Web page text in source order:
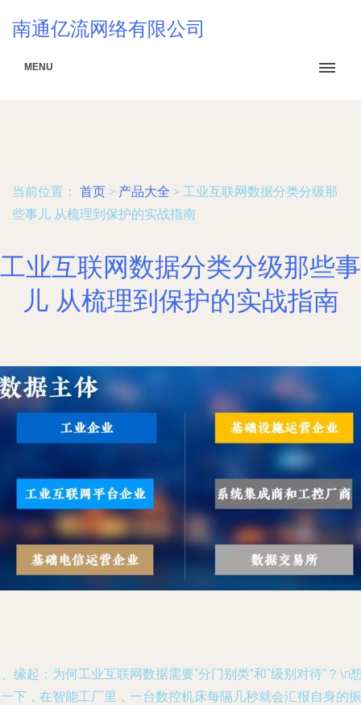
南通亿流网络有限公司
MENU
当前位置： 首页 > 产品大全 > 工业互联网数据分类分级那
些事儿 从梳理到保护的实战指南
工业互联网数据分类分级那些事
儿 从梳理到保护的实战指南
缘起：为何工业互联网数据需要“分门别类”和“级别对待”？\n
下，在智能工厂里，一台数控机床每隔几秒就会汇报自身的振